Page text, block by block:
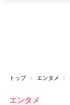
トップ エンタメ
エンタメ